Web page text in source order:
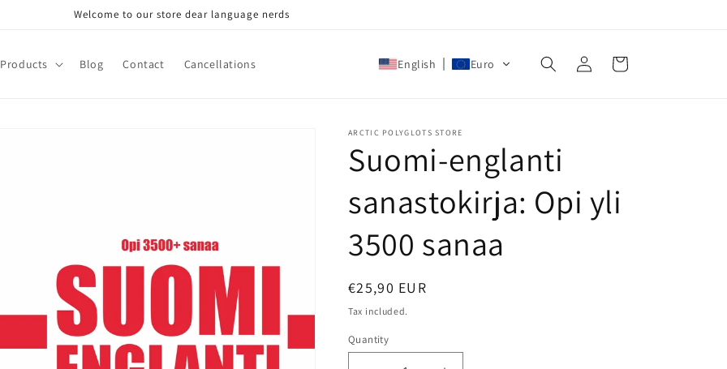
Welcome to our store dear language nerds
Products Blog Contact Cancellations English Euro
Log
in
Cart
ARCTIC POLYGLOTS STORE
Suomi-englanti
sanastokirja: Opi yli
3500 sanaa
Regular
price
€25,90 EUR
Tax included.
Quantity